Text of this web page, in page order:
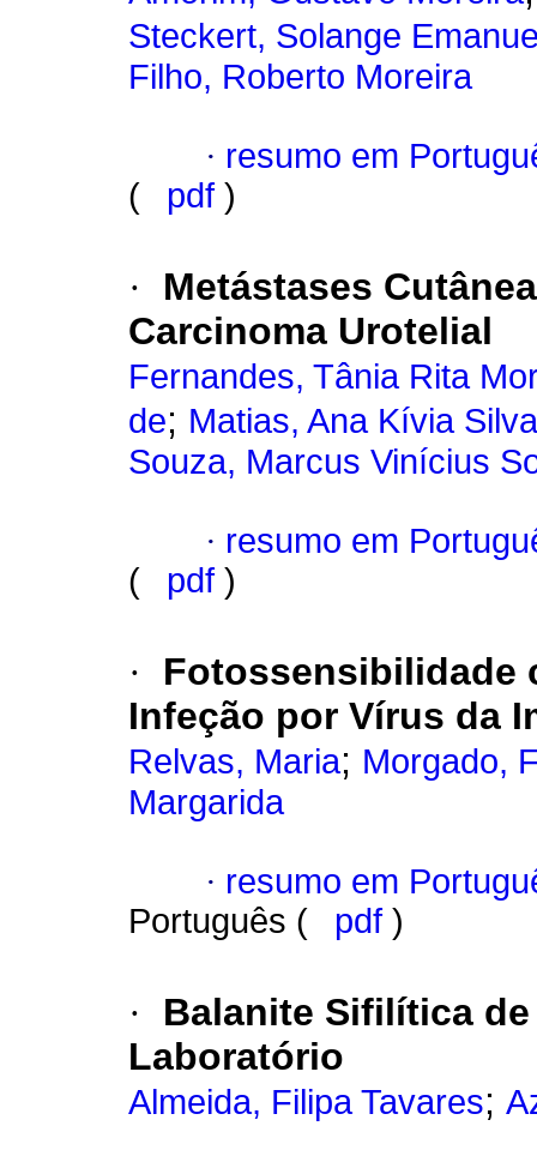
Steckert, Solange
Filho, Roberto Moreira
· resumo em
(
pdf )
·
Metástases
Carcinoma Urotelial
Fernandes, Tânia Rita
de; Matias, Ana Kívia Silva
Souza, Marcus Vinícius
· resumo em
(
pdf )
·
Fotossensibilidade
Infeção por Vírus da
Relvas, Maria; Morgado,
Margarida
· resumo em
Português (
pdf )
·
Balanite Sifilítica
Laboratório
Almeida, Filipa Tavares;